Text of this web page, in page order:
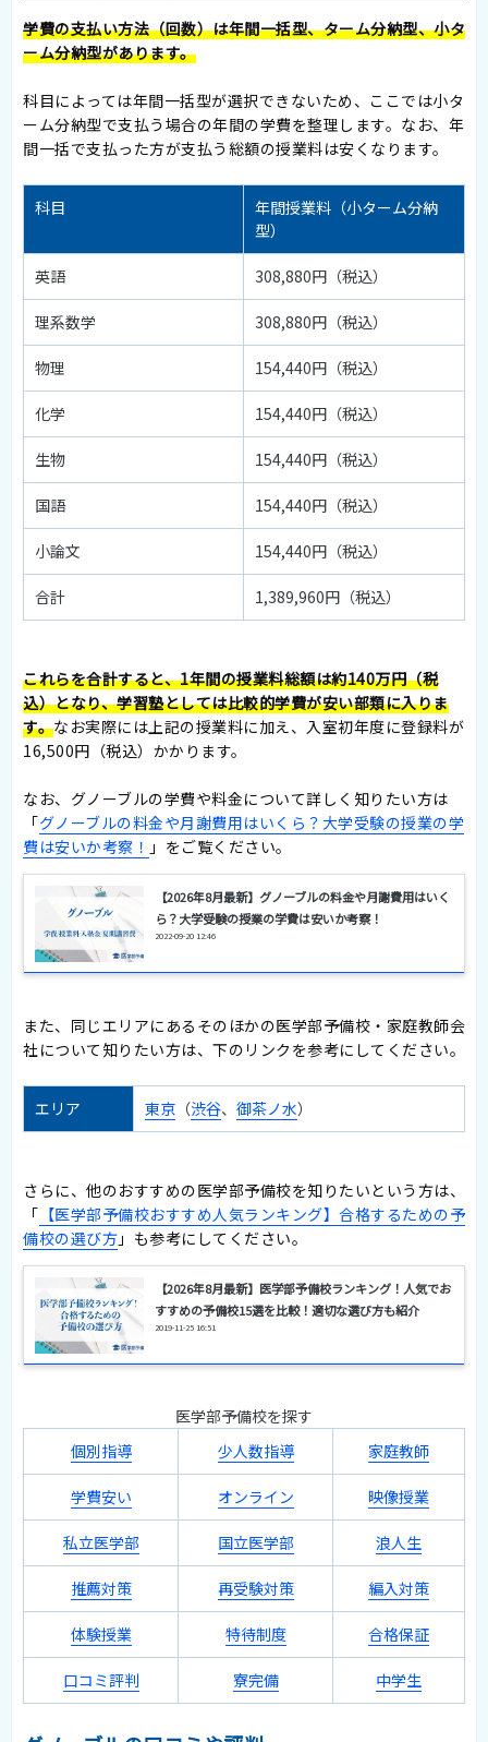
学費の支払い方法（回数）は年間一括型、ターム分納型、小タ
ーム分納型があります。
科目によっては年間一括型が選択できないため、ここでは小タ
ーム分納型で支払う場合の年間の学費を整理します。なお、年
間一括で支払った方が支払う総額の授業料は安くなります。
科目
年間授業料（小ターム分納
型）
英語 308,880円（税込）
理系数学 308,880円（税込）
物理 154,440円（税込）
化学 154,440円（税込）
生物 154,440円（税込）
国語 154,440円（税込）
小論文 154,440円（税込）
合計 1,389,960円（税込）
これらを合計すると、1年間の授業料総額は約140万円（税
込）となり、学習塾としては比較的学費が安い部類に入りま
す。なお実際には上記の授業料に加え、入室初年度に登録料が
16,500円（税込）かかります。
なお、グノーブルの学費や料金について詳しく知りたい方は
「グノーブルの料金や月謝費用はいくら？大学受験の授業の学
費は安いか考察！ 」をご覧ください。
【2026年8月最新】グノーブルの料金や月謝費用はいく
ら？大学受験の授業の学費は安いか考察！
2022-09-20 12:46
また、同じエリアにあるそのほかの医学部予備校・家庭教師会
社について知りたい方は、下のリンクを参考にしてください。
エリア 東京 （渋谷、 御茶ノ水）
さらに、他のおすすめの医学部予備校を知りたいという方は、
「 【医学部予備校おすすめ人気ランキング】合格するための予
備校の選び方 」も参考にしてください。
【2026年8月最新】医学部予備校ランキング！人気でお
すすめの予備校15選を比較！適切な選び方も紹介
2019-11-25 16:51
医学部予備校を探す
個別指導
少人数指導 家庭教師
学費安い オンライン 映像授業
私立医学部 国立医学部 浪人生
推薦対策 再受験対策 編入対策
体験授業 特待制度 合格保証
口コミ評判 寮完備 中学生